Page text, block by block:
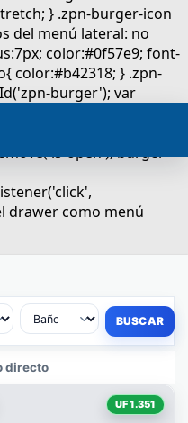
directo
UF 1.351